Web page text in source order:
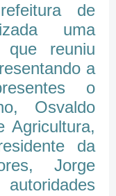
de
uma
que reuniu
a
o
Osvaldo
Agricultura,
da
Jorge